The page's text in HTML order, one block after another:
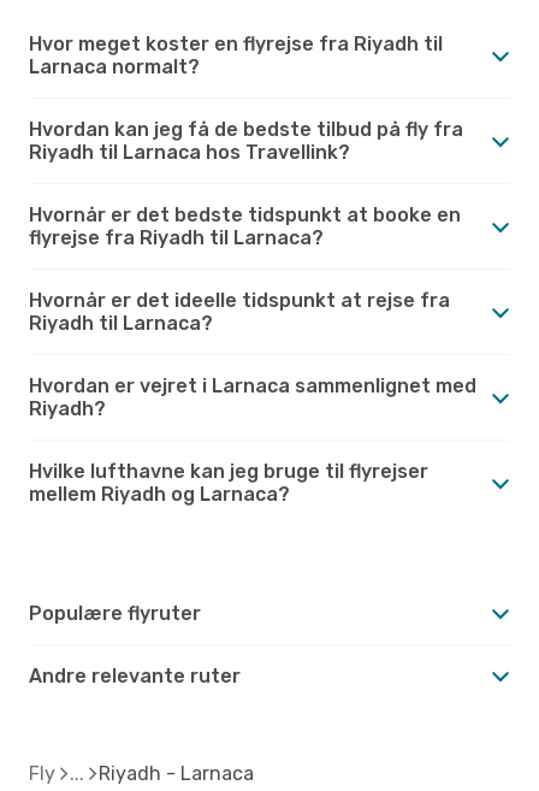
Hvor meget koster en flyrejse fra Riyadh til
Larnaca normalt?
Hvordan kan jeg få de bedste tilbud på fly fra
Riyadh til Larnaca hos Travellink?
Hvornår er det bedste tidspunkt at booke en
flyrejse fra Riyadh til Larnaca?
Hvornår er det ideelle tidspunkt at rejse fra
Riyadh til Larnaca?
Hvordan er vejret i Larnaca sammenlignet med
Riyadh?
Hvilke lufthavne kan jeg bruge til flyrejser
mellem Riyadh og Larnaca?
Populære flyruter
Andre relevante ruter
Fly Riyadh - Larnaca